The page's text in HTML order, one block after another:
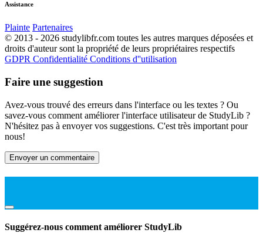
Assistance
Plainte Partenaires
© 2013 - 2026 studylibfr.com toutes les autres marques déposées et
droits d'auteur sont la propriété de leurs propriétaires respectifs
GDPR Confidentialité Conditions d''utilisation
Faire une suggestion
Avez-vous trouvé des erreurs dans l'interface ou les textes ? Ou
savez-vous comment améliorer l'interface utilisateur de StudyLib ?
N'hésitez pas à envoyer vos suggestions. C'est très important pour
nous!
Envoyer un commentaire
Suggérez-nous comment améliorer StudyLib